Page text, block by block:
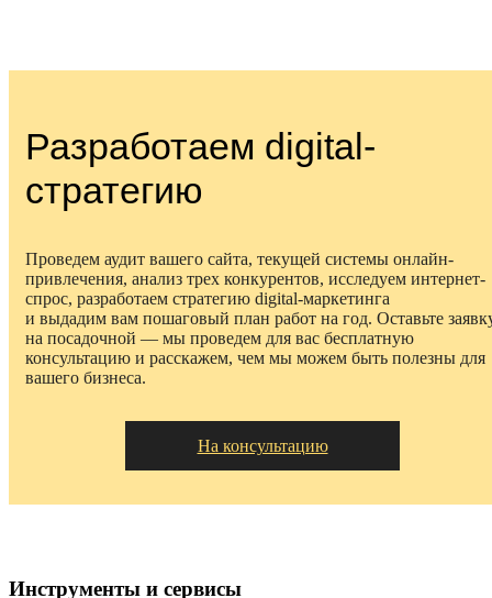
Разработаем digital-
стратегию
Проведем аудит вашего сайта, текущей системы онлайн-
привлечения, анализ трех конкурентов, исследуем интернет-
спрос, разработаем стратегию digital-маркетинга
и выдадим вам пошаговый план работ на год. Оставьте
на посадочной — мы проведем для вас бесплатную
консультацию и расскажем, чем мы можем быть полезны для
вашего бизнеса.
На консультацию
Инструменты и сервисы